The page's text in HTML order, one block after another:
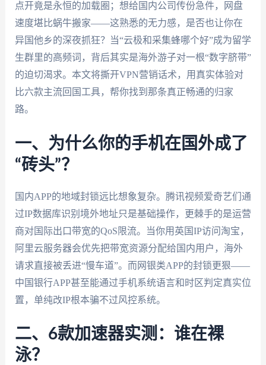
点开竟是永恒的加载圈；想给国内公司传份急件，网盘
速度堪比蜗牛搬家——这熟悉的无力感，是否也让你在
异国他乡的深夜抓狂？当“云极和采集蜂哪个好”成为留学
生群里的高频词，背后其实是海外游子对一根“数字脐带”
的迫切渴求。本文将撕开VPN营销话术，用真实体验对
比六款主流回国工具，帮你找到那条真正畅通的归家
路。
一、为什么你的手机在国外成了
“砖头”？
国内APP的地域封锁远比想象复杂。腾讯视频爱奇艺们通
过IP数据库识别境外地址只是基础操作，更棘手的是运营
商对国际出口带宽的QoS限流。当你用英国IP访问淘宝，
阿里云服务器会优先把带宽资源分配给国内用户，海外
请求直接被丢进“慢车道”。而网银类APP的封锁更狠——
中国银行APP甚至能通过手机系统语言和时区判定真实位
置，单纯改IP根本骗不过风控系统。
二、6款加速器实测：谁在裸
泳？